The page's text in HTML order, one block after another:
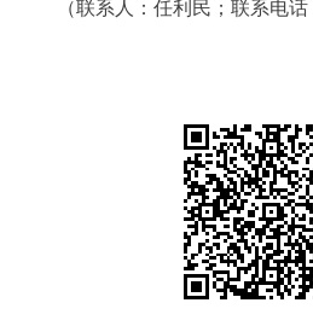
（联系人：任利民；联系电话：